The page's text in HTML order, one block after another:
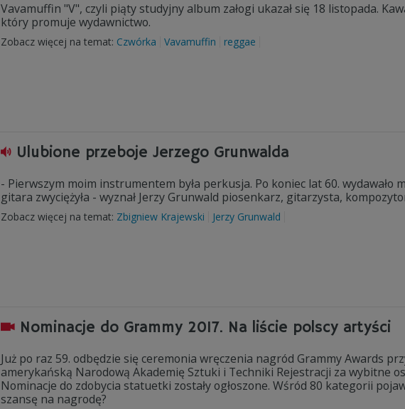
Vavamuffin "V", czyli piąty studyjny album załogi ukazał się 18 listopada.
który promuje wydawnictwo.
Zobacz więcej na temat: Czwórka Vavamuffin reggae
Ulubione przeboje Jerzego Grunwalda
- Pierwszym moim instrumentem była perkusja. Po koniec lat 60. wydawało
gitara zwyciężyła - wyznał Jerzy Grunwald piosenkarz, gitarzysta,
Zobacz więcej na temat: Zbigniew Krajewski Jerzy Grunwald
Nominacje do Grammy 2017. Na liście polscy artyści
Już po raz 59. odbędzie się ceremonia wręczenia nagród Grammy Awards
amerykańską Narodową Akademię Sztuki i Techniki Rejestracji za wybitne
Nominacje do zdobycia statuetki zostały ogłoszone. Wśród 80 kategorii
szansę na nagrodę?